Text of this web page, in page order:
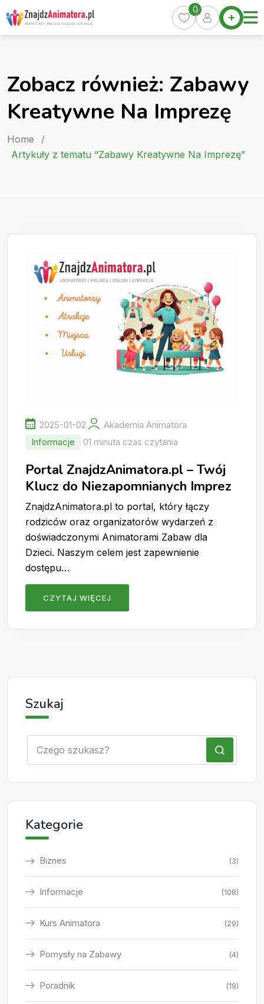
Skip
to
content
Home
Oferty
Pakiety
Kurs
Animatora
Artykuły
0
Zobacz również: Zabawy
Kreatywne Na Imprezę
Home
/
Artykuły z tematu “Zabawy Kreatywne Na Imprezę”
2025-01-02
Akademia Animatora
Informacje
01 minuta czas czytania
Portal ZnajdzAnimatora.pl – Twój
Klucz do Niezapomnianych Imprez
ZnajdzAnimatora.pl to portal, który łączy
rodziców oraz organizatorów wydarzeń z
doświadczonymi Animatorami Zabaw dla
Dzieci. Naszym celem jest zapewnienie
dostępu…
CZYTAJ WIĘCEJ
Szukaj
Kategorie
Biznes (3)
Informacje (108)
Kurs Animatora (29)
Pomysły na Zabawy (4)
Poradnik (19)